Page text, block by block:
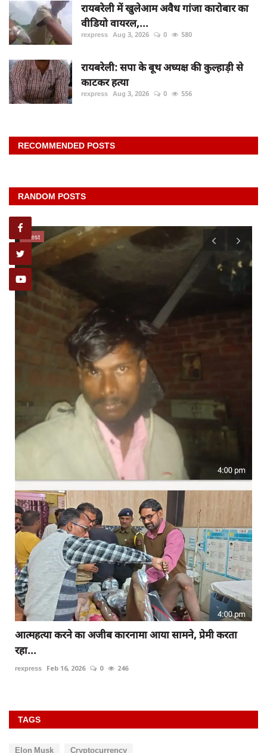
रायबरेली में खुलेआम अवैध गांजा कारोबार का
वीडियो वायरल,...
rexpress Aug 3, 2026 0 580
रायबरेली: सपा के बूथ अध्यक्ष की कुल्हाड़ी से
काटकर हत्या
rexpress Aug 3, 2026 0 556
RECOMMENDED POSTS
RANDOM POSTS
latest
आत्महत्या करने का अजीब कारनामा आया सामने, प्रेमी करता
रहा...
rexpress Feb 16, 2026 0 246
TAGS
Elon Musk Cryptocurrency